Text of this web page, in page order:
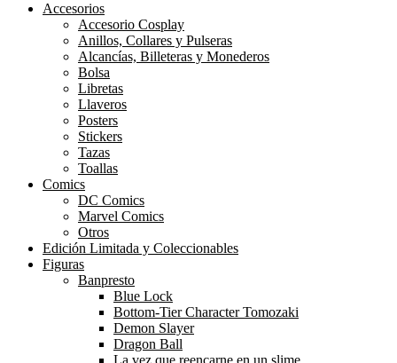
Accesorios
Accesorio Cosplay
Anillos, Collares y Pulseras
Alcancías, Billeteras y Monederos
Bolsa
Libretas
Llaveros
Posters
Stickers
Tazas
Toallas
Comics
DC Comics
Marvel Comics
Otros
Edición Limitada y Coleccionables
Figuras
Banpresto
Blue Lock
Bottom-Tier Character Tomozaki
Demon Slayer
Dragon Ball
La vez que reencarne en un slime